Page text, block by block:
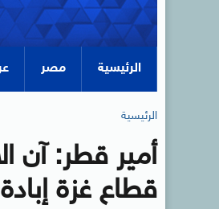
الرئيسية مصر
الرئيسية
أمير قطر: آن
قطاع غزة